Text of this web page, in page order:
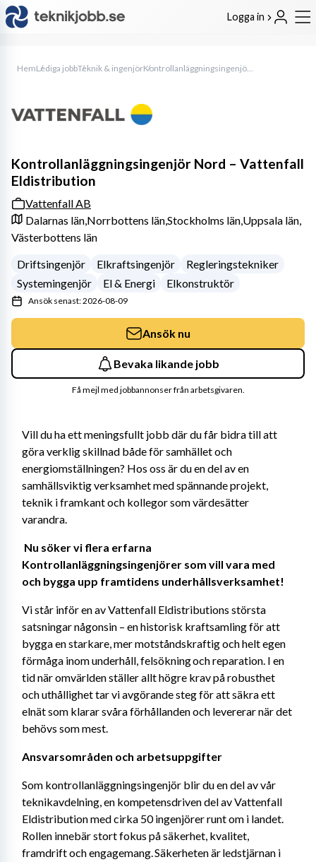
Logga in
HemLediga jobbTeknik & ingenjör Kontrollanläggningsingenjör Nord – Vattenfall Eldistribution
Vill du ha ett meningsfullt jobb där du får bidra till att
göra verklig skillnad både för samhället och
energiomställningen? Hos oss är du en del av en
samhällsviktig verksamhet med spännande projekt,
teknik i framkant och kollegor som värdesätter
varandra.
Nu söker vi flera erfarna
Kontrollanläggningsingenjörer som vill vara med
och bygga upp framtidens underhållsverksamhet!
Vi står inför en av Vattenfall Eldistributions största
satsningar någonsin – en historisk kraftsamling för att
bygga en starkare, mer motståndskraftig och helt egen
förmåga inom underhåll, felsökning och reparation. I en
tid när omvärlden ställer allt högre krav på robusthet
och uthållighet tar vi avgörande steg för att säkra ett
elnät som klarar svåra förhållanden och levererar när det
behövs som mest.
Ansvarsområden och arbetsuppgifter
Som kontrollanläggningsingenjör blir du en del av vår
teknikavdelning, en kompetensdriven del av Vattenfall
Eldistribution med cirka 50 ingenjörer runt om i landet.
Rollen innebär stort fokus på säkerhet, kvalitet,
framdrift och engagemang. Säkerheten är ledstjärnan i
Kontrollanläggningsingenjör Nord – Vattenfall
Eldistribution
Vattenfall AB
Dalarnas län,Norrbottens län,Stockholms län,Uppsala län,
Västerbottens län
Driftsingenjör
Elkraftsingenjör
Regleringstekniker
Systemingenjör
El & Energi Elkonstruktör
Ansök senast: 2026-08-09
Ansök nu
Bevaka likande jobb
Få mejl med jobbannonser från arbetsgivaren.